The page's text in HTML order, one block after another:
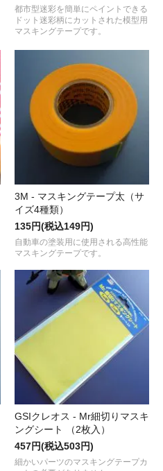
都市型迷彩を簡単にペイントできる
ドット迷彩柄にカットされた模型用
マスキングテープです。
3M - マスキングテープ太（サ
イズ4種類）
135円(税込149円)
自動車の塗装用に使用される高性能
マスキングテープです。
GSIクレオス - Mr細切りマスキ
ングシート （2枚入）
457円(税込503円)
細かいパーツのマスキングテープカ